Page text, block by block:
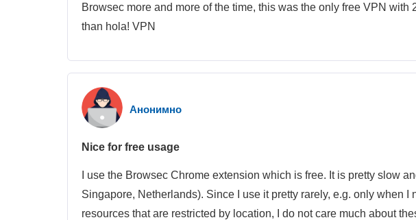
Browsec more and more of the time, this was the only free VPN
than hola! VPN
Анонимно
Nice for free usage
I use the Browsec Chrome extension which is free. It is pretty slow
Singapore, Netherlands). Since I use it pretty rarely, e.g. only when
resources that are restricted by location, I do not care much about